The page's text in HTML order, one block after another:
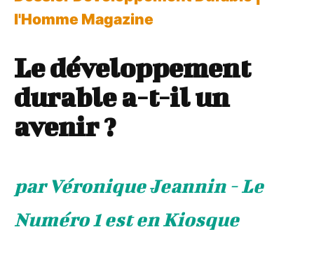
l'Homme Magazine
Le développement
durable a-t-il un
avenir ?
par Véronique Jeannin - Le
Numéro 1 est en Kiosque